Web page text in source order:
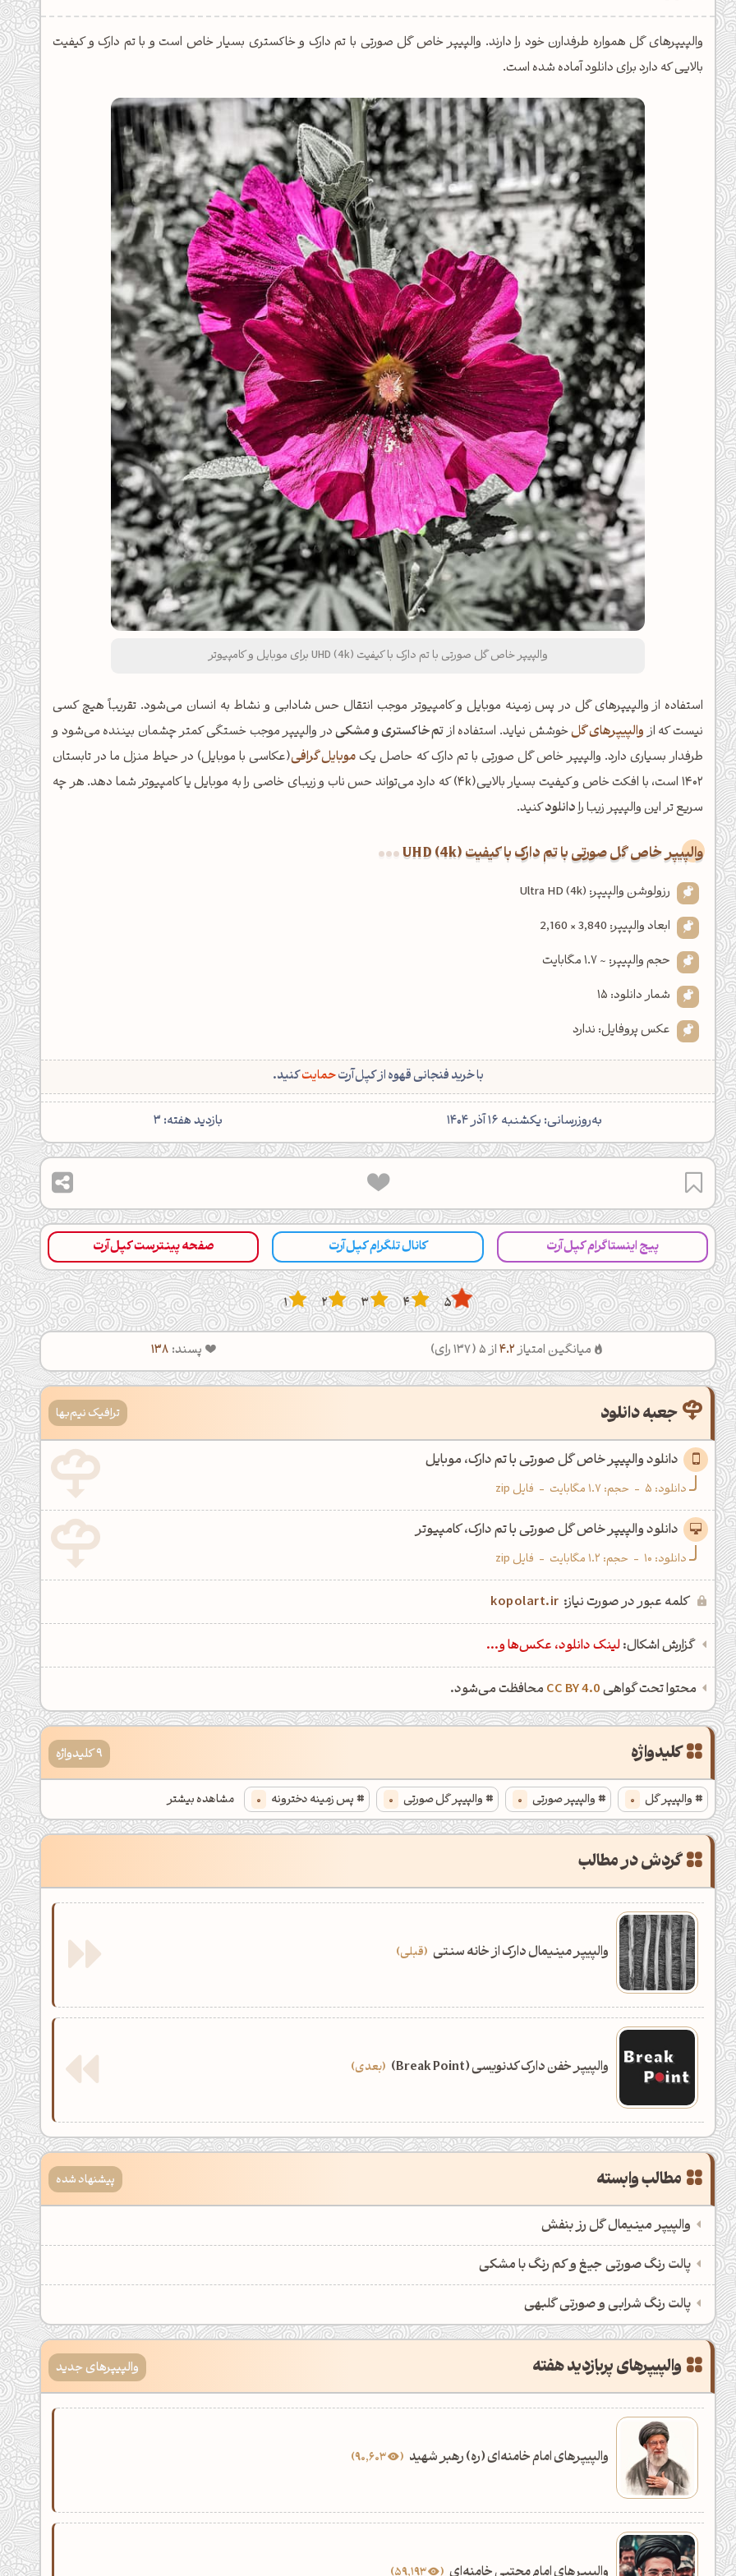
کدهای رنگ
رنگ مکمل
تمام ابزارها
والپیپرهای گل همواره طرفدارن خود را دارند. والپیپر خاص گل صورتی با تم دارک و خاکستری بسیار خاص است و با تم دارک و کیفیت
بالایی که دارد برای دانلود آماده شده است.
والپیپر خاص گل صورتی با تم دارک با کیفیت UHD (4k) برای موبایل و کامپیوتر
استفاده از والپیپرهای گل در پس زمینه موبایل و کامپیوتر موجب انتقال حس شادابی و نشاط به انسان می‌شود. تقریباً هیچ کسی
نیست که ازوالپیپرهای گلخوشش نیاید. استفاده ازتم خاکستری و مشکیدر والپیپر موجب خستگی کمتر چشمان بیننده می‌شود و
طرفدار بسیاری دارد. والپیپر خاص گل صورتی با تم دارک که حاصل یکموبایل گرافی(عکاسی با موبایل) در حیاط منزل ما در تابستان
1402 است، با افکت خاص و کیفیت بسیار بالایی(4k) که دارد می‌تواند حس ناب و زیبای خاصی را به موبایل یا کامپیوتر شما دهد. هر چه
سریع تر این والپیپر زیبا رادانلودکنید.
والپیپر خاص گل صورتی با تم دارک با کیفیت UHD (4k)
رزولوشن والپیپر: Ultra HD (4k)
ابعاد والپیپر: 3,840 × 2,160
حجم والپیپر: ~ 1.7 مگابایت
شمار دانلود: 15
عکس پروفایل: ندارد
با خرید فنجانی قهوه از کپل‌آرتحمایتکنید.
‌به‌روزرسانی: یکشنبه 16 آذر 1404 بازدید هفته: 3
پیج اینستاگرام کپل‌آرت کانال تلگرام کپل‌آرت صفحه پینترست کپل‌آرت
5
4
3
2
1
میانگین امتیاز4.2از 5 ( 137رای) پسند: 138
جعبه دانلود ترافیک نیم‌بها
دانلود والپیپر خاص گل صورتی با تم دارک، موبایل
دانلود: 5
- حجم: 1.7 مگابایت - فایل zip
دانلود والپیپر خاص گل صورتی با تم دارک، کامپیوتر
دانلود: 10
- حجم: 1.2 مگابایت - فایل zip
کلمه عبور در صورت نیاز: kopolart.ir
گزارش اشکال:لینک دانلود، عکس‌ها و...
محتوا تحت گواهیCC BY 4.0محافظت می‌شود.
کلیدواژه 9 کلیدواژه
والپیپر گل 0 والپیپر صورتی 0 والپیپر گل صورتی 0 پس زمینه دخترونه 0
مشاهده بیشتر
والپیپر گل با کیفیت 4k
0 والپیپر صورتی دخترونه 0 والپیپر دارک 0 پس زمینه دارک 0 والپیپر خاکستری خاص 0
گردش در مطالب
والپیپر مینیمال دارک از خانه سنتی قبلی
والپیپر خفن دارک کدنویسی (Break Point) بعدی
مطالب وابسته پیشنهاد شده
والپیپر مینیمال گل رز بنفش
پالت رنگ صورتی جیغ و کم رنگ با مشکی
پالت رنگ شرابی و صورتی گلبهی
والپیپرهای پربازدید هفته والپیپرهای جدید
والپیپرهای امام خامنه‌ای (ره) رهبر شهید
عصرت بخیر❤️
کپل‌آرت رو دنبال کن!
کانال تلگرام
اینستاگرام
کانال ایــتا
کانال بلـــه
اَپ اندروید اَپ ویندوز